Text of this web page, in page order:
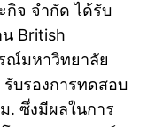
กิจ จำกัด ได้รับ
British
ณ์มหาวิทยาลัย
รับรองการทดสอบ
. ซึ่งมีผลในการ